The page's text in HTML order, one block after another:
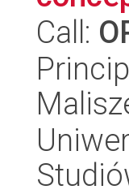
Call: